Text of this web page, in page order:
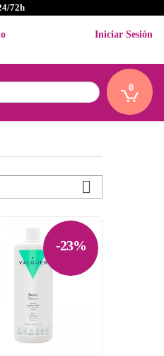
72h
Iniciar Sesión
0

-23%
